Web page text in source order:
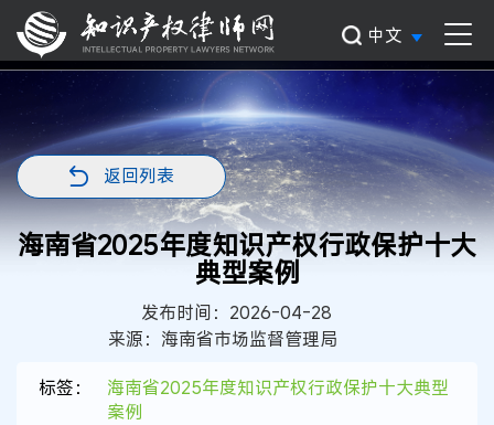
中文
返回列表
海南省2025年度知识产权行政保护十大
典型案例
发布时间：2026-04-28
来源：海南省市场监督管理局
标签：
海南省2025年度知识产权行政保护十大典型
案例